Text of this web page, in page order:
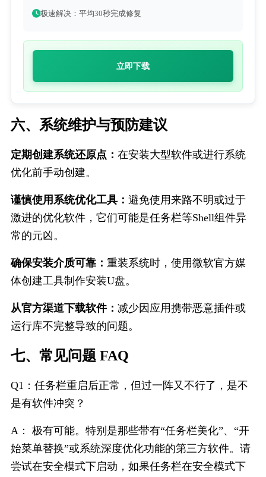
极速解决：平均30秒完成修复
立即下载
六、系统维护与预防建议
定期创建系统还原点： 在安装大型软件或进行系统
优化前手动创建。
谨慎使用系统优化工具： 避免使用来路不明或过于
激进的优化软件，它们可能是任务栏等Shell组件异
常的元凶。
确保安装介质可靠： 重装系统时，使用微软官方媒
体创建工具制作安装U盘。
从官方渠道下载软件： 减少因应用携带恶意插件或
运行库不完整导致的问题。
七、常见问题 FAQ
Q1：任务栏重启后正常，但过一阵又不行了，是不
是有软件冲突？
A： 极有可能。特别是那些带有“任务栏美化”、“开
始菜单替换”或系统深度优化功能的第三方软件。请
尝试在安全模式下启动，如果任务栏在安全模式下